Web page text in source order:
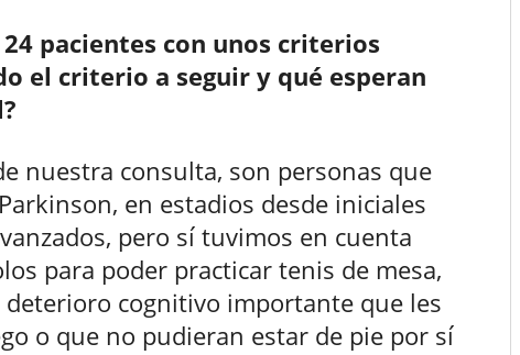
24 pacientes con unos criterios
el criterio a seguir y qué esperan
nuestra consulta, son personas que
en estadios desde iniciales
pero sí tuvimos en cuenta
para poder practicar tenis de mesa,
cognitivo importante que les
o que no pudieran estar de pie por sí